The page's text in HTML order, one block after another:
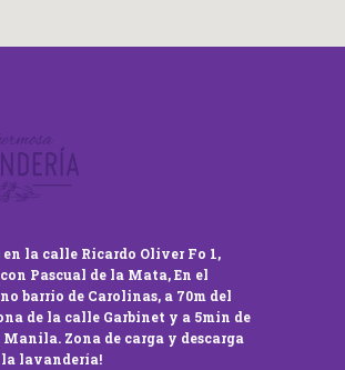
en la calle Ricardo Oliver Fo 1,
Pascual de la Mata, En el
barrio de Carolinas, a 70m del
de la calle Garbinet y a 5min de
Zona de carga y descarga
lavandería!